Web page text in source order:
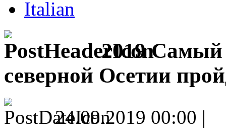
Italian
2019
северной Осетии
24.09.2019 00:00 |